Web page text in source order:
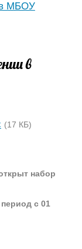
в МБОУ
в
(17 КБ)
набор
с 01